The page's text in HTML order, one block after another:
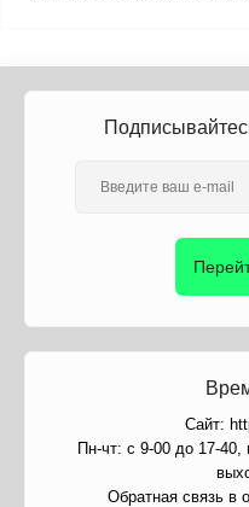
Сайт:
Пн-чт: с 9-00 до 17-40,
Обратная связь в